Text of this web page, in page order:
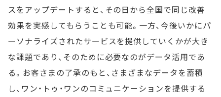
スをアップデートすると、その日から全国で同じ改善
効果を実感してもらうことも可能。一方、今後いかにパ
ーソナライズされたサービスを提供していくかが大き
な課題であり、そのために必要なのがデータ活用であ
る。お客さまの了承のもと、さまざまなデータを蓄積
し、ワン・トゥ・ワンのコミュニケーションを提供する